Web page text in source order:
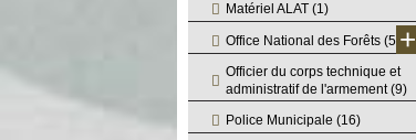
Matériel ALAT (1)
Office National des Forêts (5) +
Officier du corps technique et
administratif de l'armement(9)
Police Municipale (16)